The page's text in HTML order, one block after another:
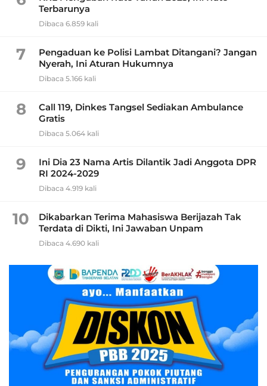
Terbarunya
Dibaca 6.859 kali
7
Pengaduan ke Polisi Lambat Ditangani? Jangan
Nyerah, Ini Aturan Hukumnya
Dibaca 5.166 kali
8
Call 119, Dinkes Tangsel Sediakan Ambulance
Gratis
Dibaca 5.064 kali
9
Ini Dia 23 Nama Artis Dilantik Jadi Anggota DPR
RI 2024-2029
Dibaca 4.919 kali
10
Dikabarkan Terima Mahasiswa Berijazah Tak
Terdata di Dikti, Ini Jawaban Unpam
Dibaca 4.690 kali